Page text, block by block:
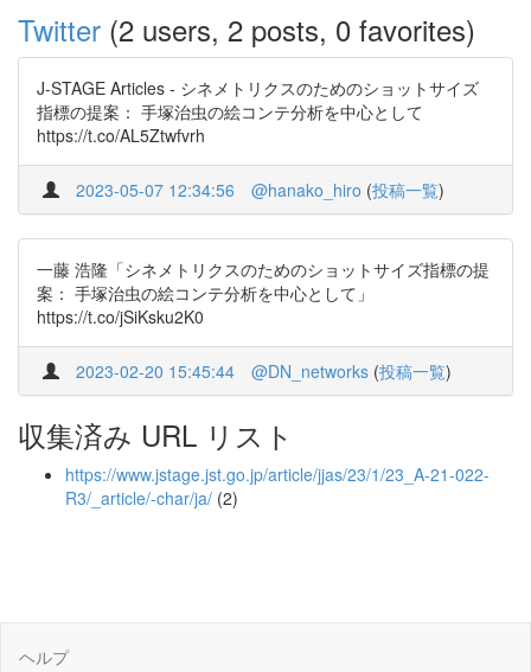
Twitter (2 users, 2 posts, 0 favorites)
J-STAGE Articles - シネメトリクスのためのショットサイズ
指標の提案： 手塚治虫の絵コンテ分析を中心として
https://t.co/AL5Ztwfvrh
2023-05-07 12:34:56 @hanako_hiro (投稿一覧)
一藤 浩隆「シネメトリクスのためのショットサイズ指標の提
案： 手塚治虫の絵コンテ分析を中心として」
https://t.co/jSiKsku2K0
2023-02-20 15:45:44 @DN_networks (投稿一覧)
収集済み URL リスト
https://www.jstage.jst.go.jp/article/jjas/23/1/23_A-21-022-
R3/_article/-char/ja/ (2)
ヘルプ